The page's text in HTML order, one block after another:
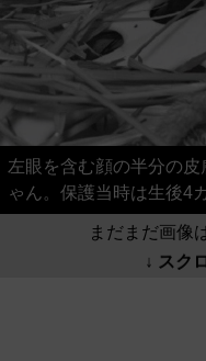
左眼を含む顔の半分の
ゃん。保護当時は生後4
まだまだ画像
↓ スク